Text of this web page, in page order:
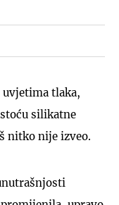
tlaka,
silikatne
nitko nije izveo.